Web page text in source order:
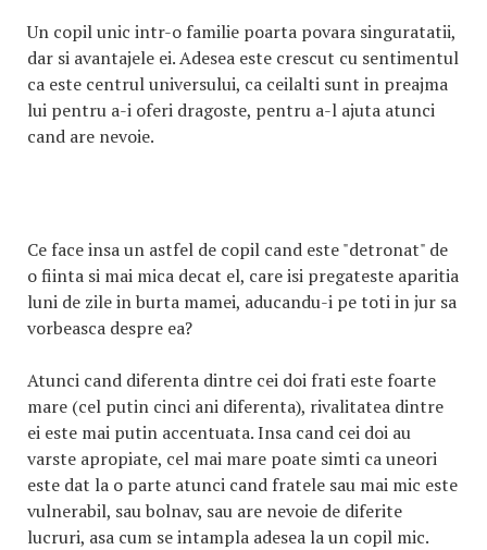
Un copil unic intr-o familie poarta povara singuratatii,
dar si avantajele ei. Adesea este crescut cu sentimentul
ca este centrul universului, ca ceilalti sunt in preajma
lui pentru a-i oferi dragoste, pentru a-l ajuta atunci
cand are nevoie.
Ce face insa un astfel de copil cand este "detronat" de
o fiinta si mai mica decat el, care isi pregateste aparitia
luni de zile in burta mamei, aducandu-i pe toti in jur sa
vorbeasca despre ea?
Atunci cand diferenta dintre cei doi frati este foarte
mare (cel putin cinci ani diferenta), rivalitatea dintre
ei este mai putin accentuata. Insa cand cei doi au
varste apropiate, cel mai mare poate simti ca uneori
este dat la o parte atunci cand fratele sau mai mic este
vulnerabil, sau bolnav, sau are nevoie de diferite
lucruri, asa cum se intampla adesea la un copil mic.